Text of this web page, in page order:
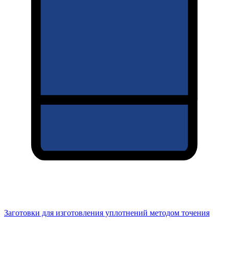
Заготовки для изготовления уплотнений методом точения